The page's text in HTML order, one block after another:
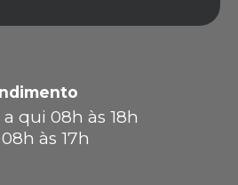
a qui 08h às 18h
às 17h